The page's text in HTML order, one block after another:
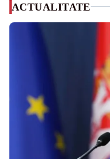
ACTUALITATE